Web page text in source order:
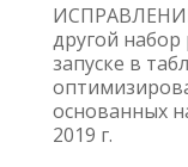
другой набор
запуске в
основанных
2019 г.